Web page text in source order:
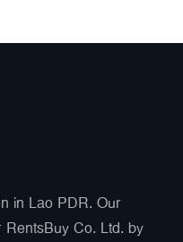
in Lao PDR. Our
Co. Ltd. by